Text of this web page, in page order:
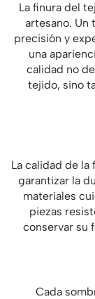
La finura del
artesano. Un
precisión y
una
calidad no
tejido, sino
La calidad de
garantizar la
materiales
piezas
conservar su
Cada